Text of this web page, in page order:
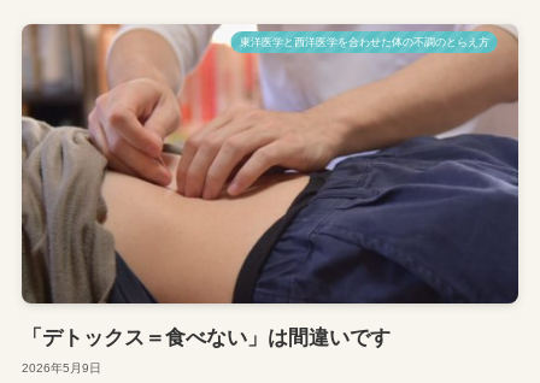
東洋医学と西洋医学を合わせた体の不調のとらえ方
「デトックス＝食べない」は間違いです
2026年5月9日